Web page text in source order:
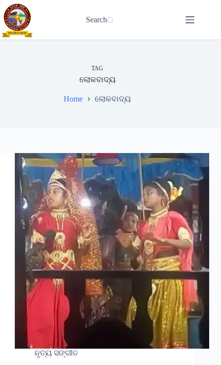
Skip
to
content
Search
TAG
ଲୋକବାଦ୍ୟ
Home ଲୋକବାଦ୍ୟ
ନୃତ୍ୟ ସଙ୍ଗୀତ